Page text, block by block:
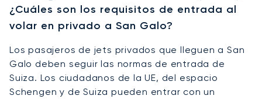
¿Cuáles son los requisitos de entrada al
volar en privado a San Galo?
Los pasajeros de jets privados que lleguen a San
Galo deben seguir las normas de entrada de
Suiza. Los ciudadanos de la UE, del espacio
Schengen y de Suiza pueden entrar con un